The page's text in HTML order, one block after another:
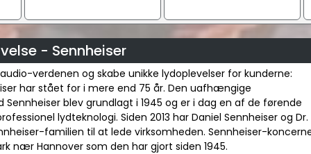
- Sennheiser
verdenen og skabe unikke lydoplevelser for kunderne:
har stået for i mere end 75 år. Den uafhængige
Sennheiser blev grundlagt i 1945 og er i dag en af de førende
lydteknologi. Siden 2013 har Daniel Sennheiser og
familien til at lede virksomheden. Sennheiser-
nær Hannover som den har gjort siden 1945.